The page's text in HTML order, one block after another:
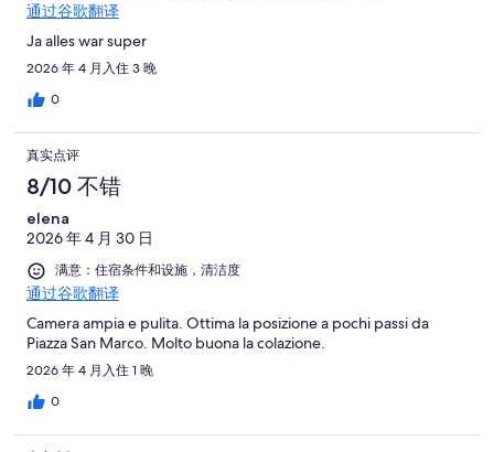
通过谷歌翻译
Ja alles war super
2026 年 4 月入住 3 晚
0
真实点评
8/10 不错
elena
2026 年 4 月 30 日
满意：住宿条件和设施，清洁度
通过谷歌翻译
Camera ampia e pulita. Ottima la posizione a pochi passi da
Piazza San Marco. Molto buona la colazione.
2026 年 4 月入住 1 晚
0